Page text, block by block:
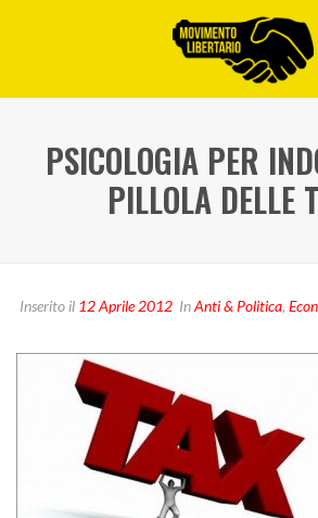
PSICOLOGIA PER
PILLOLA DELLE
Inserito il 12 Aprile 2012 InAnti & Politica,